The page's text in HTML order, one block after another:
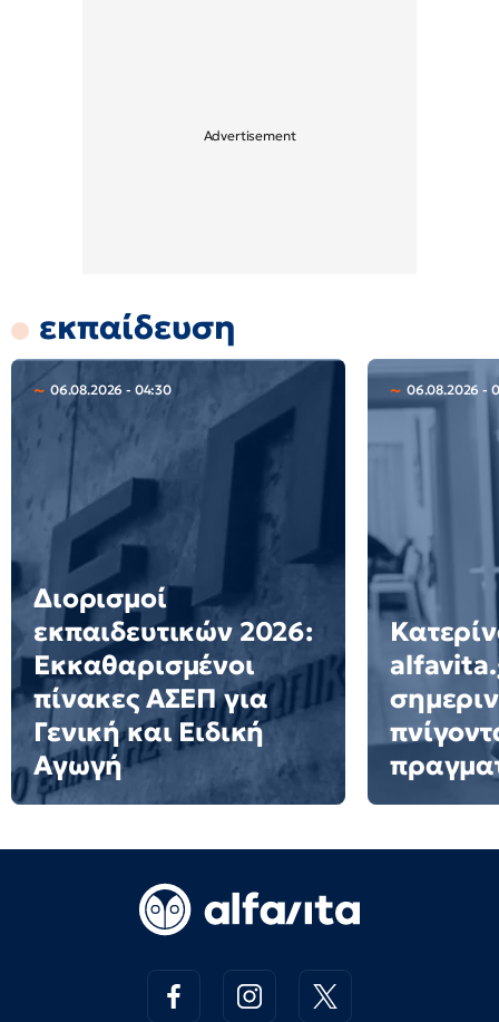
εκπαίδευση
06.08.2026 - 04:30
Διορισμοί
εκπαιδευτικών 2026:
Εκκαθαρισμένοι
πίνακες ΑΣΕΠ για
Γενική και Ειδική
Αγωγή
06.08.2026 -